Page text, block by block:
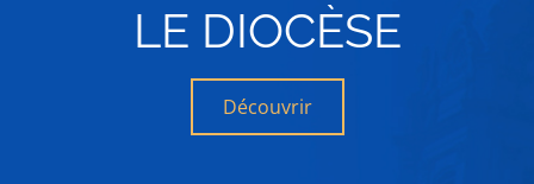
LE DIOCÈSE
Découvrir